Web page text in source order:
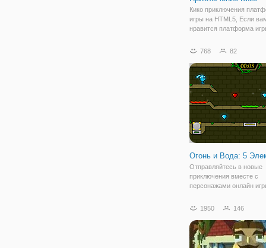
Кико приключения
игры на HTML5, Если
нравится платформа
подобрать и играть
Путешествие по красиво
разработанных
найти
768 82
Огонь и Вода: 5
Отправляйтесь в новые
приключения вместе с
персонажами онлайн
бродилка на двоих, в
огнем, а другой - водой.
предстоит пройти
1950 146